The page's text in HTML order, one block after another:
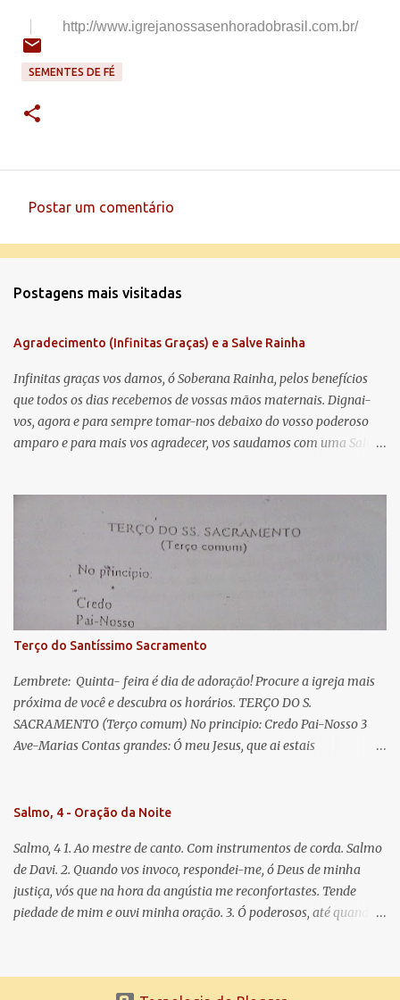
http://www.igrejanossasenhoradobrasil.com.br/
SEMENTES DE FÉ
e
t
á
r
i
o
Postar um comentário
Postagens mais visitadas
Agradecimento (Infinitas Graças) e a Salve Rainha
Infinitas graças vos damos, ó Soberana Rainha, pelos benefícios
que todos os dias recebemos de vossas mãos maternais. Dignai-
vos, agora e para sempre tomar-nos debaixo do vosso poderoso
amparo e para mais vos agradecer, vos saudamos com uma Salve
lágrimas. Eia, pois, Advogada nossa, estes vossos olhos
misericordiosos a nós volvei, e depois deste desterro, mostrai-nos
Jesus. Bendito é o fruto do vosso ventre, ó clemente, ó piedosa, ó
doce e sempre Virgem Maria. Rogai por nós Santa Mãe de Deus.
Para que sejamos dignos das promessas de Cristo. Amém.
Terço do Santíssimo Sacramento
Lembrete: Quinta- feira é dia de adoração! Procure a igreja mais
próxima de você e descubra os horários. TERÇO DO S.
SACRAMENTO (Terço comum) No principio: Credo Pai-Nosso 3
Ave-Marias Contas grandes: Ó meu Jesus, que ai estais
Vós morra eu! Nas contas pequenas: Sacramento de Amor!
que nos salva, dá-nos Vossa força, Vosso perdão e a Vossa
misericórdia. (no fim) Rezar 3 vezes: Louvores e graças se deem a
cada momento ao Santíssimo e Diviníssimo Sacramento.
Salmo, 4 - Oração da Noite
Salmo, 4 1. Ao mestre de canto. Com instrumentos de corda. Salmo
de Davi. 2. Quando vos invoco, respondei-me, ó Deus de minha
justiça, vós que na hora da angústia me reconfortastes. Tende
piedade de mim e ouvi minha oração. 3. Ó poderosos, até quando
o Senhor me ouviu quando o invoquei. 5. Tremei, mas sem pecar;